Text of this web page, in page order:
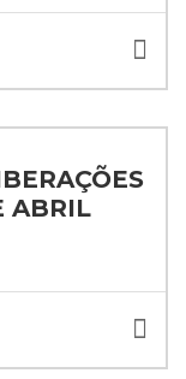
ABRIL